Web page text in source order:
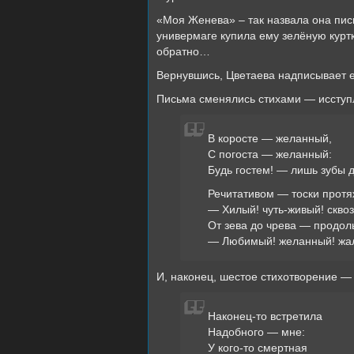
«Моя Женева» – так назвала она
универмаге купила ему зелёную
обратно…
Вернувшись, Цветаева
Письма сменялись стихами —
В коросте — желанный,
С погоста — желанный:
Будь гостем! — лишь зубы
Речитативом — тоски
— Хилый! чуть-живый!
От зева до чрева —
— Любимый! желанный!
И, наконец, шестое стихотворение
Наконец-то встретила
Надобного — мне:
У кого-то смертная